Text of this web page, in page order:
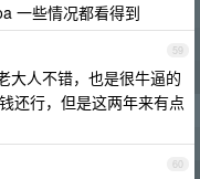
一些情况都看得到
59
大人不错，也是很牛逼的
还行，但是这两年来有点
60